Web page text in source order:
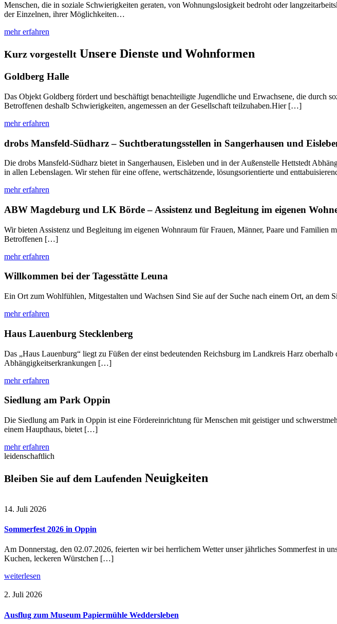
Menschen, die in soziale Schwierigkeiten geraten, von Wohnungslosigkeit bedroht oder
der Einzelnen, ihrer Möglichkeiten…
mehr erfahren
Kurz vorgestellt Unsere Dienste und Wohnformen
Goldberg Halle
Das Objekt Goldberg fördert und beschäftigt benachteiligte Jugendliche und Erwachsene, die durch
Betroffenen deshalb Schwierigkeiten, angemessen an der Gesellschaft teilzuhaben.Hier […]
mehr erfahren
drobs Mansfeld-Südharz – Suchtberatungsstellen in Sangerhausen und
Die drobs Mansfeld-Südharz bietet in Sangerhausen, Eisleben und in der Außenstelle Hettstedt
in allen Lebenslagen. Wir stehen für eine offene, wertschätzende, lösungsorientierte und
mehr erfahren
ABW Magdeburg und LK Börde – Assistenz und Begleitung im eigenen
Wir bieten Assistenz und Begleitung im eigenen Wohnraum für Frauen, Männer, Paare und
Betroffenen […]
mehr erfahren
Willkommen bei der Tagesstätte Leuna
Ein Ort zum Wohlfühlen, Mitgestalten und Wachsen Sind Sie auf der Suche nach einem Ort, an
mehr erfahren
Haus Lauenburg Stecklenberg
Das „Haus Lauenburg“ liegt zu Füßen der einst bedeutenden Reichsburg im Landkreis Harz
Abhängigkeitserkrankungen […]
mehr erfahren
Siedlung am Park Oppin
Die Siedlung am Park in Oppin ist eine Fördereinrichtung für Menschen mit geistiger und
einem Haupthaus, bietet […]
mehr erfahren
leidenschaftlich
Bleiben Sie auf dem Laufenden Neuigkeiten
14. Juli 2026
Sommerfest 2026 in Oppin
Am Donnerstag, den 02.07.2026, feierten wir bei herrlichem Wetter unser jährliches Sommerfest in
Kuchen, leckeren Würstchen […]
weiterlesen
2. Juli 2026
Ausflug zum Museum Papiermühle Weddersleben